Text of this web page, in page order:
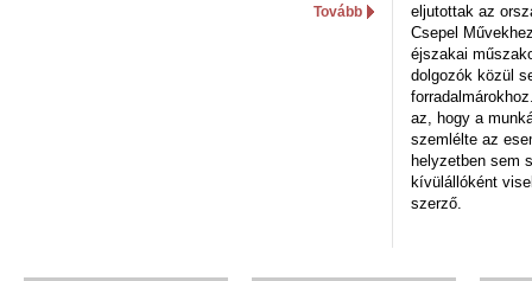
Tovább
eljutottak az
Csepel
éjszakai
dolgozók közül
az, hogy a
szemlélte az
helyzetben sem
kívülállóként
szerző.